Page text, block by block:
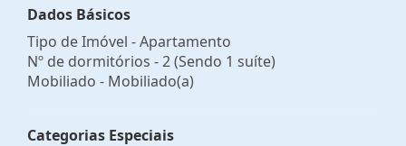
Dados Básicos
Tipo de Imóvel - Apartamento
Nº de dormitórios - 2 (Sendo 1 suíte)
Mobiliado - Mobiliado(a)
Categorias Especiais